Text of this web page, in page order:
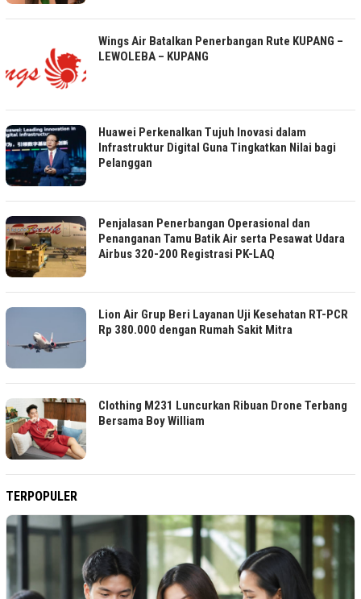
Wings Air Batalkan Penerbangan Rute KUPANG –
LEWOLEBA – KUPANG
Huawei Perkenalkan Tujuh Inovasi dalam
Infrastruktur Digital Guna Tingkatkan Nilai bagi
Pelanggan
Penjalasan Penerbangan Operasional dan
Penanganan Tamu Batik Air serta Pesawat Udara
Airbus 320-200 Registrasi PK-LAQ
Lion Air Grup Beri Layanan Uji Kesehatan RT-PCR
Rp 380.000 dengan Rumah Sakit Mitra
Clothing M231 Luncurkan Ribuan Drone Terbang
Bersama Boy William
TERPOPULER